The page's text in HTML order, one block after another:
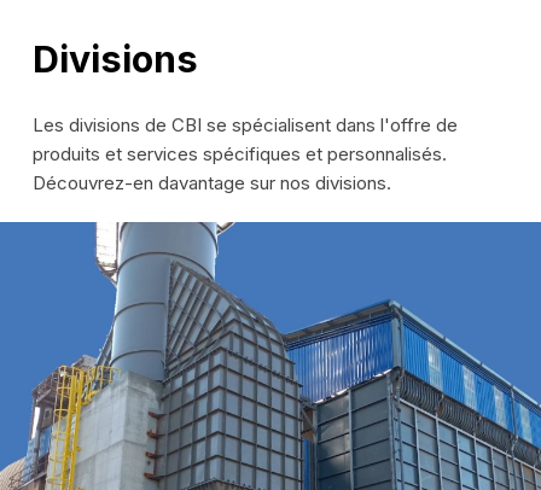
Divisions
Les divisions de CBI se spécialisent dans l'offre de
produits et services spécifiques et personnalisés.
Découvrez-en davantage sur nos divisions.